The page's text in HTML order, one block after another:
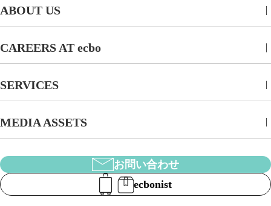
ABOUT US
CAREERS AT ecbo
SERVICES
MEDIA ASSETS
お問い合わせ
ecbonist